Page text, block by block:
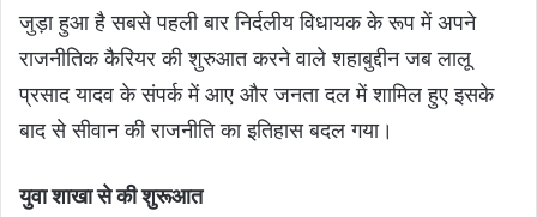
जुड़ा हुआ है सबसे पहली बार निर्दलीय विधायक के रूप में अपने
राजनीतिक कैरियर की शुरुआत करने वाले शहाबुद्दीन जब लालू
प्रसाद यादव के संपर्क में आए और जनता दल में शामिल हुए इसके
बाद से सीवान की राजनीति का इतिहास बदल गया।
युवा शाखा से की शुरूआत